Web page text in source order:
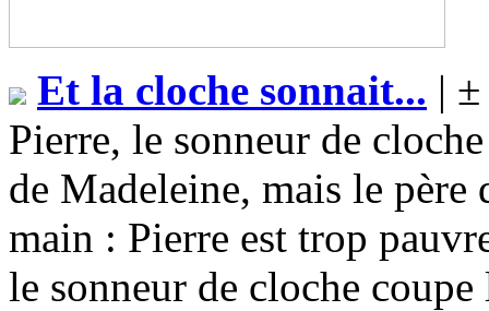
Et la cloche sonnait... |
Pierre, le sonneur de
de Madeleine, mais le père
main : Pierre est trop
le sonneur de cloche